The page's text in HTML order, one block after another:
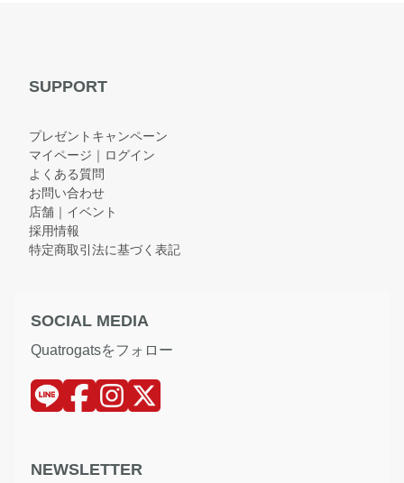
SUPPORT
プレゼントキャンペーン
マイページ｜ログイン
よくある質問
お問い合わせ
店舗｜イベント
採用情報
特定商取引法に基づく表記
SOCIAL MEDIA
Quatrogatsをフォロー
NEWSLETTER